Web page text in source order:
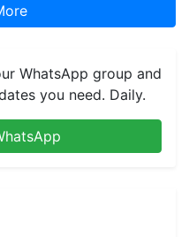
WhatsApp group and
you need. Daily.